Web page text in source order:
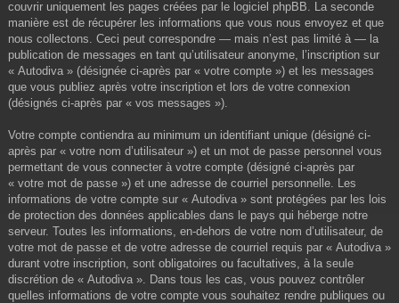
couvrir uniquement les pages créées par le logiciel phpBB. La seconde
manière est de récupérer les informations que vous nous envoyez et que
nous collectons. Ceci peut correspondre — mais n’est pas limité à — la
publication de messages en tant qu’utilisateur anonyme, l’inscription sur
« Autodiva » (désignée ci-après par « votre compte ») et les messages
que vous publiez après votre inscription et lors de votre connexion
(désignés ci-après par « vos messages »).
Votre compte contiendra au minimum un identifiant unique (désigné ci-
après par « votre nom d’utilisateur ») et un mot de passe personnel vous
permettant de vous connecter à votre compte (désigné ci-après par
« votre mot de passe ») et une adresse de courriel personnelle. Les
informations de votre compte sur « Autodiva » sont protégées par les lois
de protection des données applicables dans le pays qui héberge notre
serveur. Toutes les informations, en-dehors de votre nom d’utilisateur, de
votre mot de passe et de votre adresse de courriel requis par « Autodiva »
durant votre inscription, sont obligatoires ou facultatives, à la seule
discrétion de « Autodiva ». Dans tous les cas, vous pouvez contrôler
quelles informations de votre compte vous souhaitez rendre publiques ou